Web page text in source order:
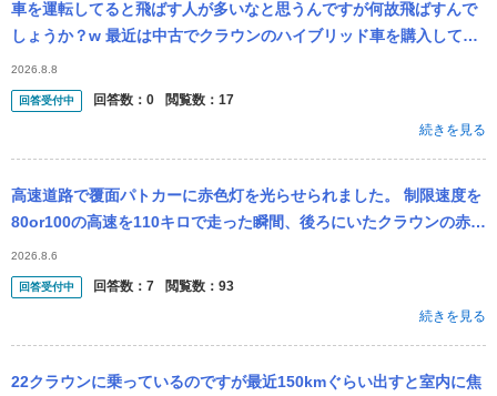
車を運転してると飛ばす人が多いなと思うんですが何故飛ばすんで
しょうか？w 最近は中古でクラウンのハイブリッド車を購入して運
転する事が多くなったのですが、この車を購入してから飛ばす車が
アホみたいに...
2026.8.8
回答受付中 回答数： 0 閲覧数： 17
続きを見る
高速道路で覆面パトカーに赤色灯を光らせられました。 制限速度を
80or100の高速を110キロで走った瞬間、後ろにいたクラウンの赤色
灯が光り、車線を変更して着いてきました。 すぐに102キロほど...
2026.8.6
回答受付中 回答数： 7 閲覧数： 93
続きを見る
22クラウンに乗っているのですが最近150kmぐらい出すと室内に焦